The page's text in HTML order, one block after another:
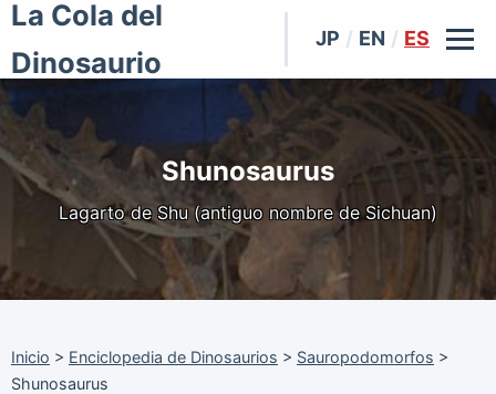
La Cola del
Dinosaurio
JP / EN / ES
Shunosaurus
Lagarto de Shu (antiguo nombre de Sichuan)
Inicio > Enciclopedia de Dinosaurios > Sauropodomorfos >
Shunosaurus